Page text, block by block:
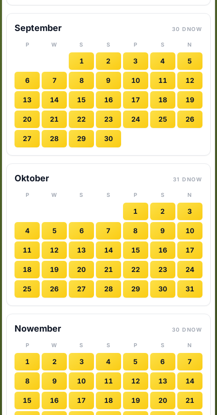
September 30 DNOW
P W S S P S N
1 2 3 4 5
6 7 8 9 10 11 12
13 14 15 16 17 18 19
20 21 22 23 24 25 26
27 28 29 30
Oktober 31 DNOW
P W S S P S N
1 2 3
4 5 6 7 8 9 10
11 12 13 14 15 16 17
18 19 20 21 22 23 24
25 26 27 28 29 30 31
Nowember 30 DNOW
P W S S P S N
1 2 3 4 5 6 7
8 9 10 11 12 13 14
15 16 17 18 19 20 21